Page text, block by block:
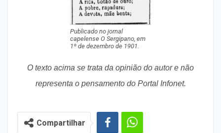
Publicado no jornal
capelense O Sergipano, em
1º de dezembro de 1901.
O texto acima se trata da opinião do autor e não
representa o pensamento do Portal Infonet.
Compartilhar